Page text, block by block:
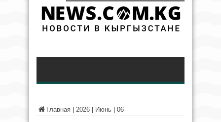
Главная 2026 Июнь 06